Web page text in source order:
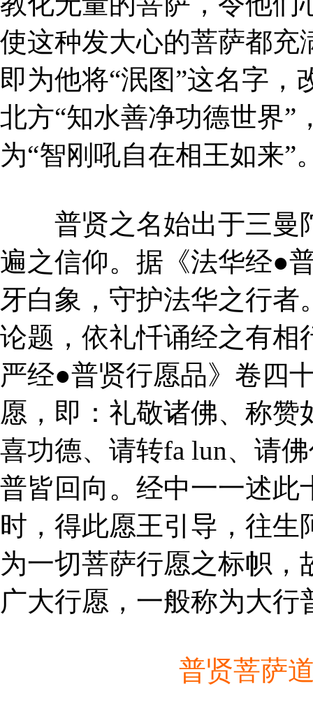
使这种发大心的菩萨都充
即为他将“泯图”这名字，
北方“知水善净功德世界”
为“智刚吼自在相王如来”
普贤之名始出于三曼
遍之信仰。据《法华经●
牙白象，守护法华之行
论题，依礼忏诵经之有相
严经●普贤行愿品》卷四
愿，即：礼敬诸佛、称
喜功德、请转fa lun、请
普皆回向。经中一一述此
时，得此愿王引导，往
为一切菩萨行愿之标帜
广大行愿，一般称为大行
普贤菩萨